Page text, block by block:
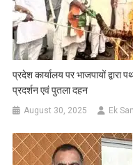
प्रदेश कार्यालय पर भाजपायों द्वारा
प्रदर्शन एवं पुतला दहन
August 30, 2025 Ek